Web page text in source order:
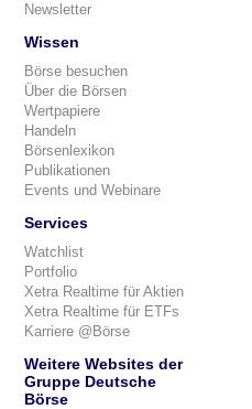
Newsletter
Wissen
Börse besuchen
Über die Börsen
Wertpapiere
Handeln
Börsenlexikon
Publikationen
Events und Webinare
Services
Watchlist
Portfolio
Xetra Realtime für Aktien
Xetra Realtime für ETFs
Karriere @Börse
Weitere Websites der
Gruppe Deutsche
Börse